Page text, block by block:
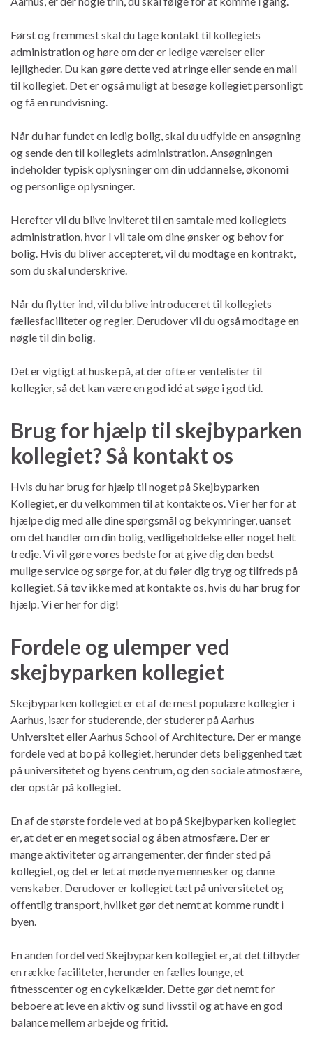
Først og fremmest skal du tage kontakt til kollegiets
administration og høre om der er ledige værelser eller
lejligheder. Du kan gøre dette ved at ringe eller sende en mail
til kollegiet. Det er også muligt at besøge kollegiet personligt
og få en rundvisning.
Når du har fundet en ledig bolig, skal du udfylde en ansøgning
og sende den til kollegiets administration. Ansøgningen
indeholder typisk oplysninger om din uddannelse, økonomi
og personlige oplysninger.
Herefter vil du blive inviteret til en samtale med kollegiets
administration, hvor I vil tale om dine ønsker og behov for
bolig. Hvis du bliver accepteret, vil du modtage en kontrakt,
som du skal underskrive.
Når du flytter ind, vil du blive introduceret til kollegiets
fællesfaciliteter og regler. Derudover vil du også modtage en
nøgle til din bolig.
Det er vigtigt at huske på, at der ofte er ventelister til
kollegier, så det kan være en god idé at søge i god tid.
Brug for hjælp til skejbyparken
kollegiet? Så kontakt os
Hvis du har brug for hjælp til noget på Skejbyparken
Kollegiet, er du velkommen til at kontakte os. Vi er her for at
hjælpe dig med alle dine spørgsmål og bekymringer, uanset
om det handler om din bolig, vedligeholdelse eller noget helt
tredje. Vi vil gøre vores bedste for at give dig den bedst
mulige service og sørge for, at du føler dig tryg og tilfreds på
kollegiet. Så tøv ikke med at kontakte os, hvis du har brug for
hjælp. Vi er her for dig!
Fordele og ulemper ved
skejbyparken kollegiet
Skejbyparken kollegiet er et af de mest populære kollegier i
Aarhus, især for studerende, der studerer på Aarhus
Universitet eller Aarhus School of Architecture. Der er mange
fordele ved at bo på kollegiet, herunder dets beliggenhed tæt
på universitetet og byens centrum, og den sociale atmosfære,
der opstår på kollegiet.
En af de største fordele ved at bo på Skejbyparken kollegiet
er, at det er en meget social og åben atmosfære. Der er
mange aktiviteter og arrangementer, der finder sted på
kollegiet, og det er let at møde nye mennesker og danne
venskaber. Derudover er kollegiet tæt på universitetet og
offentlig transport, hvilket gør det nemt at komme rundt i
byen.
En anden fordel ved Skejbyparken kollegiet er, at det tilbyder
en række faciliteter, herunder en fælles lounge, et
fitnesscenter og en cykelkælder. Dette gør det nemt for
beboere at leve en aktiv og sund livsstil og at have en god
balance mellem arbejde og fritid.